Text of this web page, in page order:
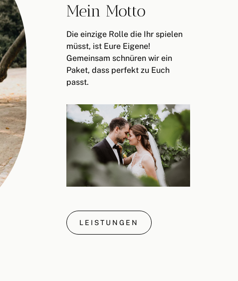
Mein Motto
Die einzige Rolle die Ihr spielen
müsst, ist Eure Eigene!
Gemeinsam schnüren wir ein
Paket, dass perfekt zu Euch
passt.
LEISTUNGEN